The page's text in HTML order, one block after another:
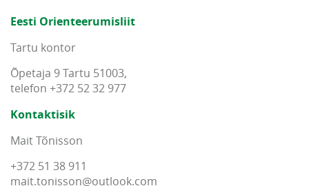
Eesti Orienteerumisliit
Tartu kontor
Õpetaja 9 Tartu 51003,
telefon +372 52 32 977
Kontaktisik
Mait Tõnisson
+372 51 38 911
mait.tonisson@outlook.com